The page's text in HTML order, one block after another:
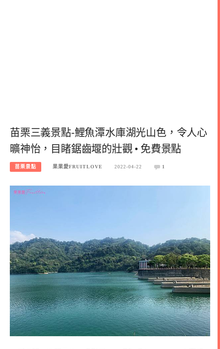
苗栗三義景點-鯉魚潭水庫湖光山色，令人心
曠神怡，目睹鋸齒堰的壯觀 • 免費景點
苗栗景點 果果愛FRUITLOVE 2022-04-22 1